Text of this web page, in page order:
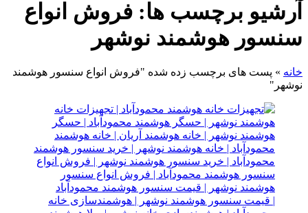
آرشیو برچسب ها: فروش انواع
سنسور هوشمند نوشهر
خانه » پست های برچسب زده شده "فروش انواع سنسور هوشمند
نوشهر"